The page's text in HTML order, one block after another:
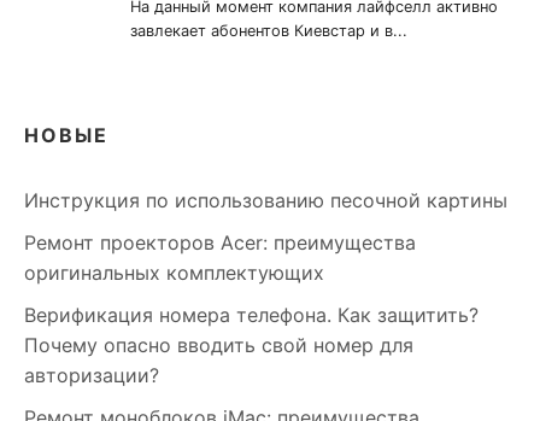
НОВЫЕ
Инструкция по использованию песочной картины
Ремонт проекторов Acer: преимущества
оригинальных комплектующих
Верификация номера телефона. Как защитить?
Почему опасно вводить свой номер для
авторизации?